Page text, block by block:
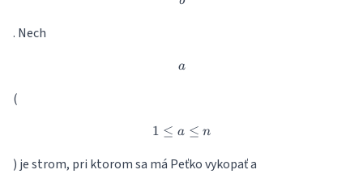
. Nech
a
a
(
1 \leq a \leq n
1 ≤ a ≤ n
) je strom, pri ktorom sa má Peťko vykopať a